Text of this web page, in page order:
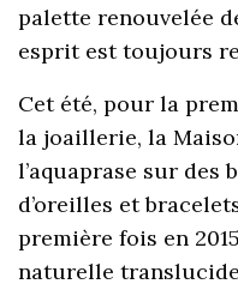
palette renouvelée
esprit est toujours
Cet été, pour la
la joaillerie, la
l’aquaprase sur des
d’oreilles et
première fois en
naturelle translucide